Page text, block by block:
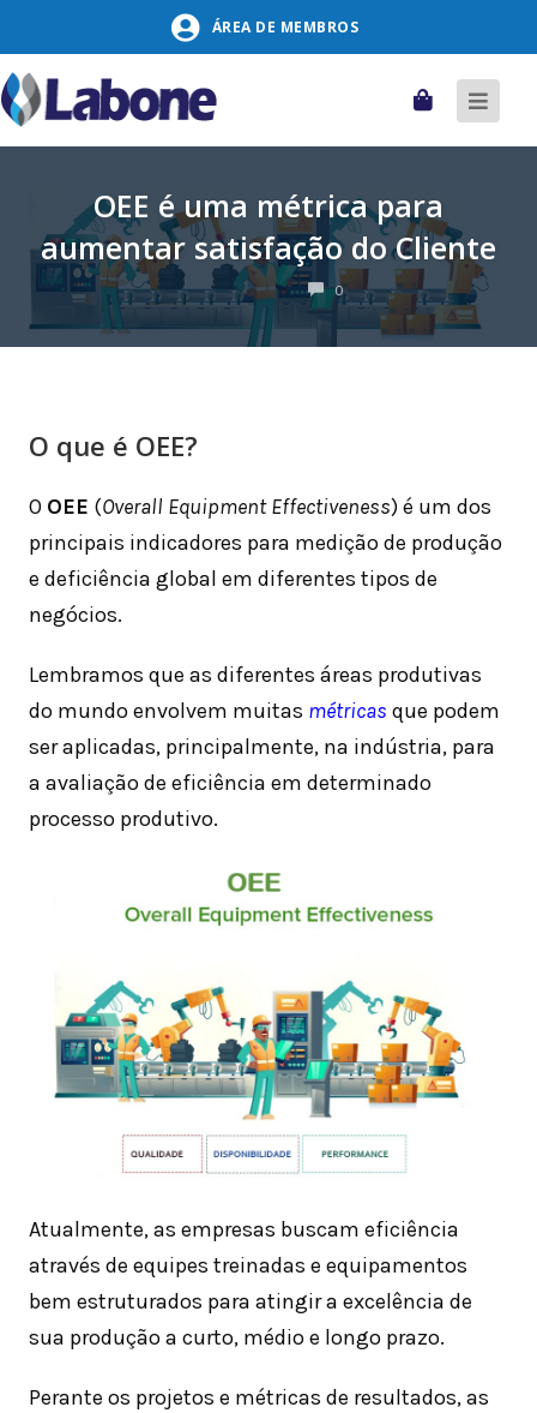
conteúdo
ÁREA DE MEMBROS
Carrinho
OEE é uma métrica para
aumentar satisfação do Cliente
0COMENTÁRIOS
O que é OEE?
O OEE (Overall Equipment Effectiveness) é um dos
principais indicadores para medição de produção
e deficiência global em diferentes tipos de
negócios.
Lembramos que as diferentes áreas produtivas
do mundo envolvem muitas métricas que podem
ser aplicadas, principalmente, na indústria, para
a avaliação de eficiência em determinado
processo produtivo.
Atualmente, as empresas buscam eficiência
através de equipes treinadas e equipamentos
bem estruturados para atingir a excelência de
sua produção a curto, médio e longo prazo.
Perante os projetos e métricas de resultados, as